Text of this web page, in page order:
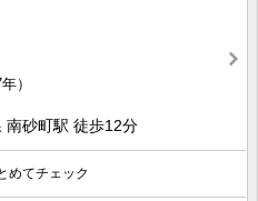
）
南砂町駅 徒歩12分
めてチェック